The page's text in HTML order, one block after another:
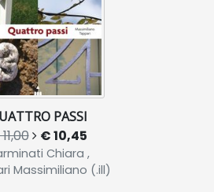
PASSI
€ 10,45
Chiara ,
Massimiliano (.ill)